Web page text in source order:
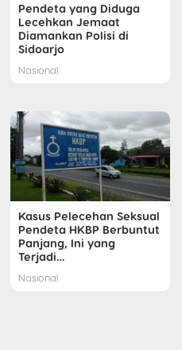
Pendeta yang Diduga
Lecehkan Jemaat
Diamankan Polisi di
Sidoarjo
Nasional
Kasus Pelecehan Seksual
Pendeta HKBP Berbuntut
Panjang, Ini yang
Terjadi…
Nasional